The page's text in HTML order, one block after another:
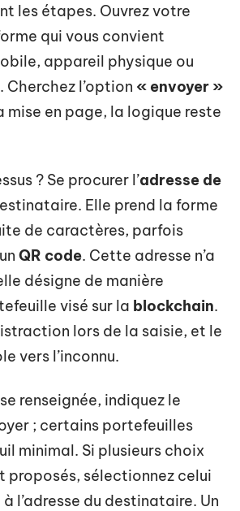
les étapes. Ouvrez votre
qui vous convient
appareil physique ou
l’option « envoyer »
mise en page, la logique reste
? Se procurer l’adresse de
Elle prend la forme
de caractères, parfois
QR code. Cette adresse n’a
désigne de manière
visé sur la blockchain.
lors de la saisie, et le
vers l’inconnu.
renseignée, indiquez le
; certains portefeuilles
minimal. Si plusieurs choix
proposés, sélectionnez celui
l’adresse du destinataire. Un